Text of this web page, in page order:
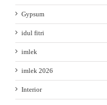
Gypsum
idul fitri
imlek
imlek 2026
Interior